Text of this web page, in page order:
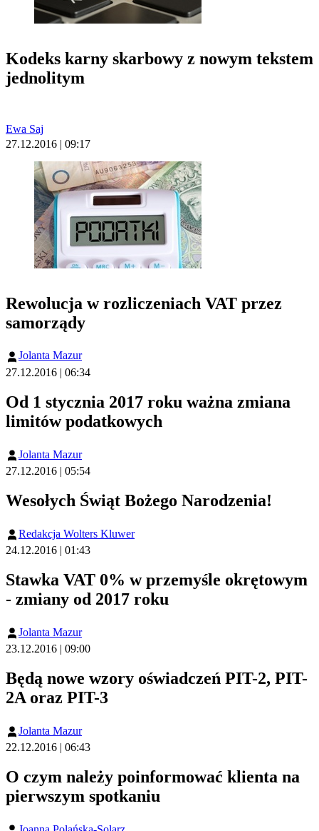
Kodeks karny skarbowy z nowym tekstem
jednolitym
Ewa Saj
27.12.2016 | 09:17
Rewolucja w rozliczeniach VAT przez
samorządy
Jolanta Mazur
27.12.2016 | 06:34
Od 1 stycznia 2017 roku ważna zmiana
limitów podatkowych
Jolanta Mazur
27.12.2016 | 05:54
Wesołych Świąt Bożego Narodzenia!
Redakcja Wolters Kluwer
24.12.2016 | 01:43
Stawka VAT 0% w przemyśle okrętowym
- zmiany od 2017 roku
Jolanta Mazur
23.12.2016 | 09:00
Będą nowe wzory oświadczeń PIT-2, PIT-
2A oraz PIT-3
Jolanta Mazur
22.12.2016 | 06:43
O czym należy poinformować klienta na
pierwszym spotkaniu